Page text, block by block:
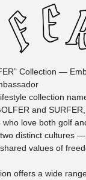
Collection —
collection
and
love both golf
distinct cultures
values of
offers a wide